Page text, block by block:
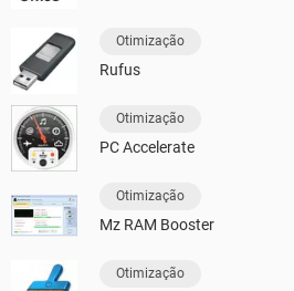
Otimização
Rufus
Otimização
PC Accelerate
Otimização
Mz RAM Booster
Otimização